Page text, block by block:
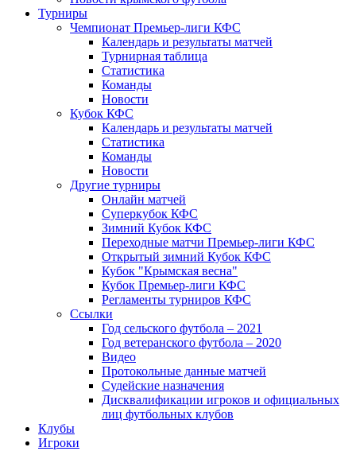
Турниры
Чемпионат Премьер-лиги КФС
Календарь и результаты матчей
Турнирная таблица
Статистика
Команды
Новости
Кубок КФС
Календарь и результаты матчей
Статистика
Команды
Новости
Другие турниры
Онлайн матчей
Суперкубок КФС
Зимний Кубок КФС
Переходные матчи Премьер-лиги КФС
Открытый зимний Кубок КФС
Кубок "Крымская весна"
Кубок Премьер-лиги КФС
Регламенты турниров КФС
Ссылки
Год сельского футбола – 2021
Год ветеранского футбола – 2020
Видео
Протокольные данные матчей
Судейские назначения
Дисквалификации игроков и официальных
лиц футбольных клубов
Клубы
Игроки